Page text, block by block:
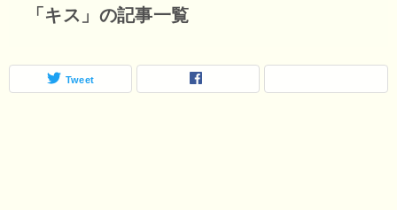
「キス」の記事一覧
Tweet